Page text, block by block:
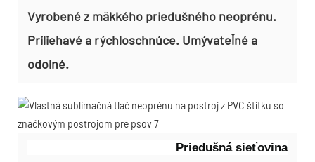
Vyrobené z mäkkého priedušného neoprénu.
Priliehavé a rýchloschnúce. Umývateľné a
odolné.
Priedušná sieťovina